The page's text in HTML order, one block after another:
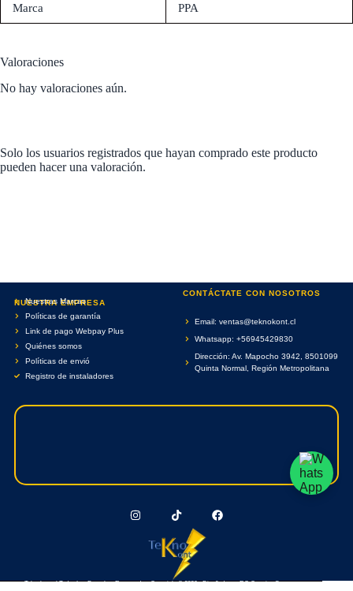
Marca PPA
Valoraciones
No hay valoraciones aún.
Solo los usuarios registrados que hayan comprado este producto
pueden hacer una valoración.
NUESTRA EMPRESA
Nuestras Marcas
Políticas de garantía
Link de pago Webpay Plus
Quiénes somos
Políticas de envió
Registro de instaladores
CONTÁCTATE CON NOSOTROS
Email: ventas@teknokont.cl
Whatsapp: +56945429830
Dirección: Av. Mapocho 3942, 8501099
Quinta Normal, Región Metropolitana
Teknokont.cl Todos Los Derechos Reservados. Copyright © 2026 - Diseñado por RC Creative Systems